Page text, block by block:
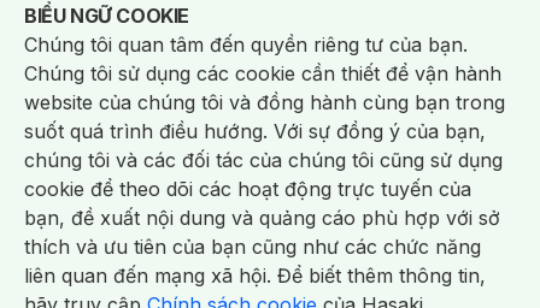
NowFree 2H Giao Nhanh Miễn Phí 2H Xem chi tiết
Chăm Sóc Cá Nhân
Chống Muỗi /Khẩu Trang /Máy Massage/Mặt Nạ Xông Hơi /Nước Rửa Tay/
Sản Phẩm Chăm Sóc Khác /Bàn Chải Đánh Răng /Bàn Chải Điện/
Hỗ Trợ Trắng Răng/Kem Đánh Răng /Máy Tăm Nước/ Nước Súc Miệng/
Tăm / Chỉ Nha Khoa/ Xịt Thơm Miệng / Dung Dịch Vệ Sinh/Dưỡng Vùng Kín/
Khăn Ướt Vệ Sinh Vùng Kín/Băng Vệ Sinh/Tampon/Bọt Cạo Râu /Dao Cạo Râu/
Máy Cạo Râu
Vấn Đề Về Da
Da Dầu / Lỗ Chân Lông To/ Da Khô / Mất Nước/ Da Lão Hóa/ Da Mụn/
Da Nhạy Cảm / Kích Ứng
Da Xỉn Màu Thâm / Nám / Tàn Nhang
Quầng Thâm & Bọng Mắt /Sẹo /Viêm Da Cơ Địa
Dụng Cụ / Phụ Kiện Chăm Sóc Da
Bông Tẩy Trang
Khăn Lau Mặt Khô Dụng Cụ / Máy Rửa Mặt Máy Chăm Sóc Da
Dụng Cụ Chăm Sóc Khác
BIỂU NGỮ COOKIE
Notice about cookies usage
Chúng tôi quan tâm đến quyền riêng tư của bạn.
Chúng tôi sử dụng các cookie cần thiết để vận hành
website của chúng tôi và đồng hành cùng bạn trong
suốt quá trình điều hướng. Với sự đồng ý của bạn,
chúng tôi và các đối tác của chúng tôi cũng sử dụng
cookie để theo dõi các hoạt động trực tuyến của
bạn, đề xuất nội dung và quảng cáo phù hợp với sở
thích và ưu tiên của bạn cũng như các chức năng
liên quan đến mạng xã hội. Để biết thêm thông tin,